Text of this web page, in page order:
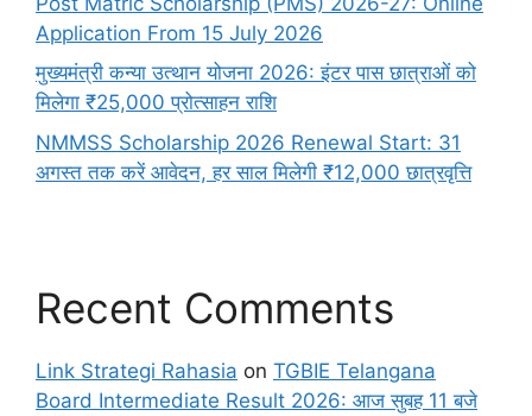
Application From 15 July 2026
मुख्यमंत्री कन्या उत्थान योजना 2026: इंटर पास छात्राओं को
मिलेगा ₹25,000 प्रोत्साहन राशि
NMMSS Scholarship 2026 Renewal Start: 31
अगस्त तक करें आवेदन, हर साल मिलेगी ₹12,000 छात्रवृत्ति
Recent Comments
Link Strategi Rahasia on TGBIE Telangana
Board Intermediate Result 2026: आज सुबह 11 बजे